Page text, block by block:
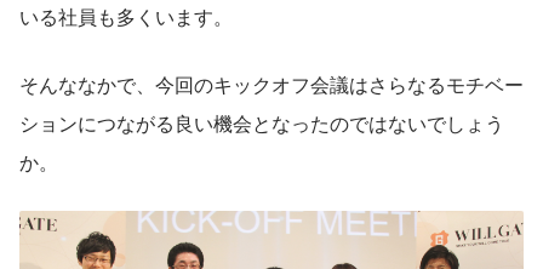
いる社員も多くいます。
そんななかで、今回のキックオフ会議はさらなるモチベー
ションにつながる良い機会となったのではないでしょう
か。